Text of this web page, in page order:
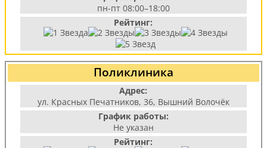
пн-пт 08:00–18:00
Рейтинг:
Поликлиника
Адрес:
ул. Красных Печатников, 36, Вышний Волочёк
График работы:
Не указан
Рейтинг: